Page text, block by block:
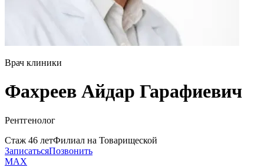
Врач клиники
Фахреев Айдар Гарафиевич
Рентгенолог
Стаж 46 летФилиал на Товарищеской
ЗаписатьсяПозвонить
MAX